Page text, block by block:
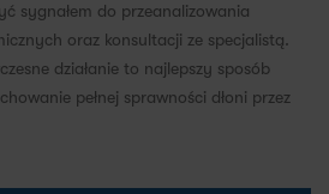
sygnałem do przeanalizowania
oraz konsultacji ze specjalistą.
działanie to najlepszy sposób
pełnej sprawności dłoni przez